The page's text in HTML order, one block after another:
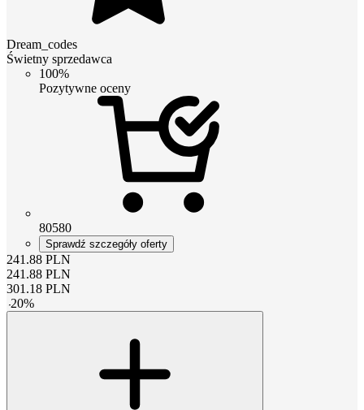
Dream_codes
Świetny sprzedawca
100%
Pozytywne oceny
80580
Sprawdź szczegóły oferty
241.88 PLN
241.88 PLN
301.18 PLN
-20%